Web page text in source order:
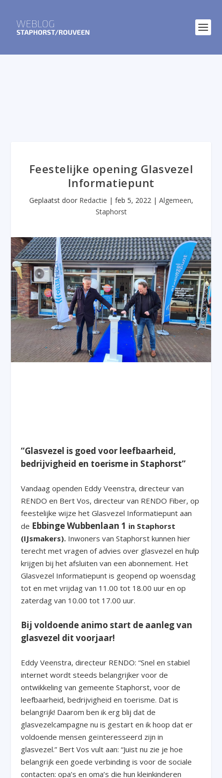
Feestelijke opening Glasvezel
Informatiepunt
Geplaatst door Redactie | feb 5, 2022| Algemeen,
Staphorst
“Glasvezel is goed voor leefbaarheid,
bedrijvigheid en toerisme in Staphorst”
Vandaag openden Eddy Veenstra, directeur van
RENDO en Bert Vos, directeur van RENDO Fiber, op
feestelijke wijze het Glasvezel Informatiepunt aan
de Ebbinge Wubbenlaan 1 in Staphorst
(IJsmakers). Inwoners van Staphorst kunnen hier
terecht met vragen of advies over glasvezel en hulp
krijgen bij het afsluiten van een abonnement. Het
Glasvezel Informatiepunt is geopend op woensdag
tot en met vrijdag van 11.00 tot 18.00 uur en op
zaterdag van 10.00 tot 17.00 uur.
Bij voldoende animo start de aanleg van
glasvezel dit voorjaar!
Eddy Veenstra, directeur RENDO: “Snel en stabiel
internet wordt steeds belangrijker voor de
ontwikkeling van gemeente Staphorst, voor de
leefbaarheid, bedrijvigheid en toerisme. Dat is
belangrijk! Daarom ben ik erg blij dat de
glasvezelcampagne nu is gestart en ik hoop dat er
voldoende mensen geïnteresseerd zijn in
glasvezel.” Bert Vos vult aan: “Juist nu zie je hoe
belangrijk een goede verbinding is voor de sociale
contacten: opa’s en oma’s die hun kleinkinderen